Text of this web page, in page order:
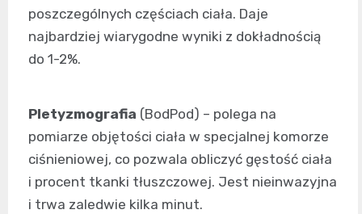
poszczególnych częściach ciała. Daje
najbardziej wiarygodne wyniki z dokładnością
do 1-2%.
Pletyzmografia (BodPod) – polega na
pomiarze objętości ciała w specjalnej komorze
ciśnieniowej, co pozwala obliczyć gęstość ciała
i procent tkanki tłuszczowej. Jest nieinwazyjna
i trwa zaledwie kilka minut.